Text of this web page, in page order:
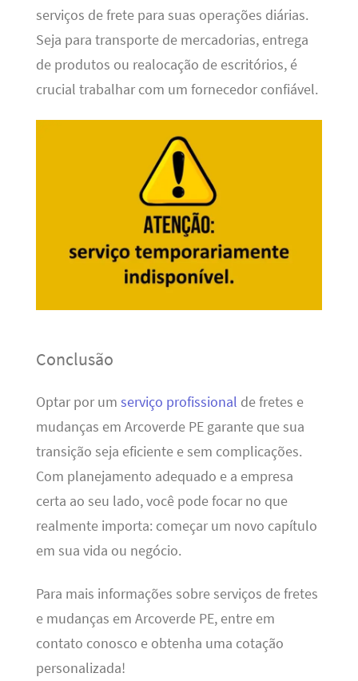
serviços de frete para suas operações diárias.
Seja para transporte de mercadorias, entrega
de produtos ou realocação de escritórios, é
crucial trabalhar com um fornecedor confiável.
Conclusão
Optar por um serviço profissional de fretes e
mudanças em Arcoverde PE garante que sua
transição seja eficiente e sem complicações.
Com planejamento adequado e a empresa
certa ao seu lado, você pode focar no que
realmente importa: começar um novo capítulo
em sua vida ou negócio.
Para mais informações sobre serviços de fretes
e mudanças em Arcoverde PE, entre em
contato conosco e obtenha uma cotação
personalizada!